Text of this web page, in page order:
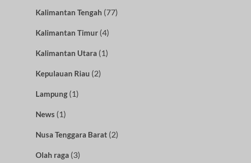
Kalimantan Tengah (77)
Kalimantan Timur(4)
Kalimantan Utara (1)
Kepulauan Riau (2)
Lampung(1)
News (1)
Nusa Tenggara Barat(2)
Olah raga (3)